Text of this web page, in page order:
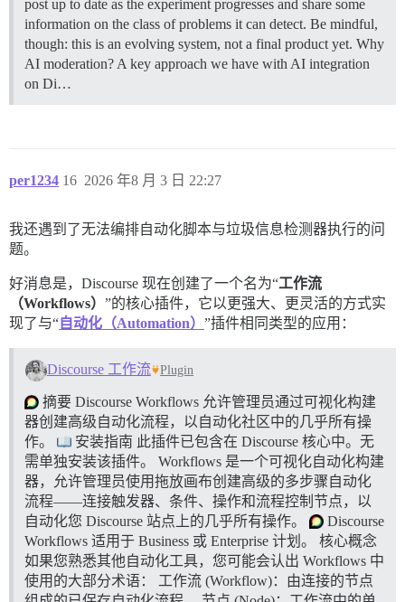
post up to date as the experiment progresses and share some
information on the class of problems it can detect. Be mindful,
though: this is an evolving system, not a final product yet. Why
AI moderation? A key approach we have with AI integration
on Di…
per1234 2026 年8 月 3 日 22:27
16
我还遇到了无法编排自动化脚本与垃圾信息检测器执行的问
题。
好消息是，Discourse 现在创建了一个名为“工作流
（Workflows） ”的核心插件，它以更强大、更灵活的方式实
现了与“ 自动化（Automation） ”插件相同类型的应用：
Discourse 工作流 Plugin
摘要 Discourse Workflows 允许管理员通过可视化构建
器创建高级自动化流程，以自动化社区中的几乎所有操
作。
安装指南 此插件已包含在 Discourse 核心中。无
需单独安装该插件。 Workflows 是一个可视化自动化构建
器，允许管理员使用拖放画布创建高级的多步骤自动化
流程——连接触发器、条件、操作和流程控制节点，以
自动化您 Discourse 站点上的几乎所有操作。
Discourse
Workflows 适用于 Business 或 Enterprise 计划。 核心概念
如果您熟悉其他自动化工具，您可能会认出 Workflows 中
使用的大部分术语： 工作流 (Workflow)：由连接的节点